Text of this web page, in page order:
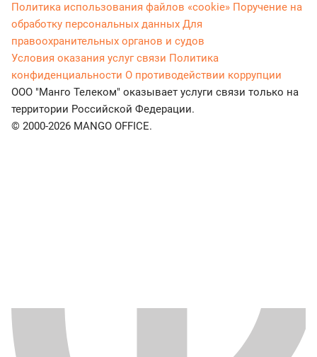
Политика использования файлов «cookie» Поручение на
обработку персональных данных Для
правоохранительных органов и судов
Условия оказания услуг связи Политика
конфиденциальности О противодействии коррупции
ООО "Манго Телеком" оказывает услуги связи только на
территории Российской Федерации.
© 2000-2026 MANGO OFFICE.